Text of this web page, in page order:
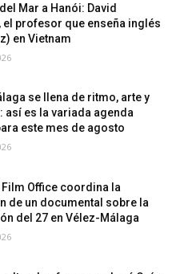
Mar a Hanói: David
el profesor que enseña inglés
en Vietnam
se llena de ritmo, arte y
así es la variada agenda
este mes de agosto
Office coordina la
de un documental sobre la
del 27 en Vélez-Málaga